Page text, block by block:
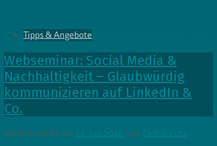
Tipps & Angebote
Webseminar: Social Media &
Nachhaltigkeit – Glaubwürdig
kommunizieren auf LinkedIn &
Co.
Veröffentlicht am 22. Juli 2026 von Cedrik Lutz